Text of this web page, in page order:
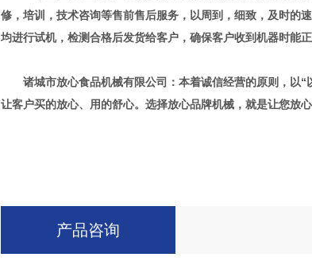
修，培训，技术咨询等售前售后服务，以周到，细致，及时的
均进行试机，检测合格后发货给客户，确保客户收到机器时能
诸城市放心食品机械有限公司：本着诚信经营的原则，以“
让客户买的放心、用的舒心。选择放心品牌机械，就是让您放
产品咨询